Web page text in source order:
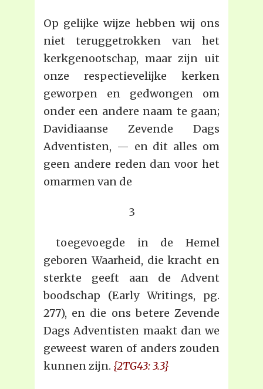
Op gelijke wijze hebben wij ons
niet teruggetrokken van het
kerkgenootschap, maar zijn uit
onze respectievelijke kerken
geworpen en gedwongen om
onder een andere naam te gaan;
Davidiaanse Zevende Dags
Adventisten, — en dit alles om
geen andere reden dan voor het
omarmen van de
3
toegevoegde in de Hemel
geboren Waarheid, die kracht en
sterkte geeft aan de Advent
boodschap (Early Writings, pg.
277), en die ons betere Zevende
Dags Adventisten maakt dan we
geweest waren of anders zouden
kunnen zijn. {2TG43: 3.3}